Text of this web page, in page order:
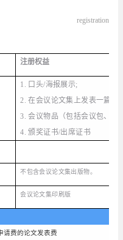
registration
注册权益
1. 口头/海报展示;
2.在会议论文集上发表一篇完
3.会议物品（包括会议包、摘
4.颁奖证书/出席证书
不包含会议论文集出版物。
会议论文集印刷版
请费的论文发表费